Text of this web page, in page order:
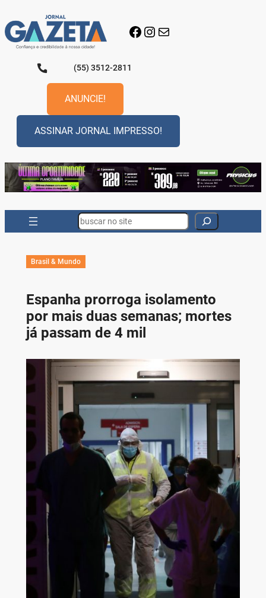
para
o
conteúdo
Facebook
Instagram
E-mail
(55) 3512-2811
ANUNCIE!
ASSINAR JORNAL IMPRESSO!
Search
Brasil & Mundo
Espanha prorroga isolamento
por mais duas semanas; mortes
já passam de 4 mil